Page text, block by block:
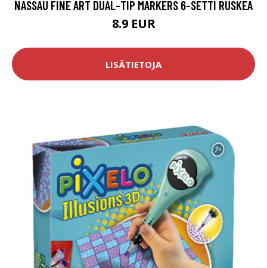
NASSAU FINE ART DUAL-TIP MARKERS 6-SETTI RUSKEA
8.9 EUR
LISÄTIETOJA